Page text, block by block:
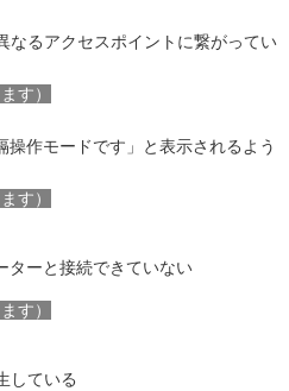
なるアクセスポイントに繋がってい
す）
作モードです」と表示されるよう
す）
ターと接続できていない
す）
している